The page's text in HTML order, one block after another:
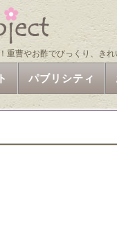
重曹やお酢でびっくり、きれ
パブリシティ